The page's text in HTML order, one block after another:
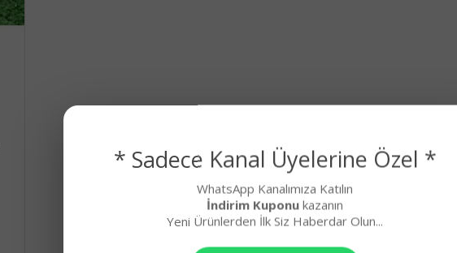
* Sadece Kanal Üyelerine Özel *
WhatsApp Kanalımıza Katılın
İndirim Kuponu kazanın
Yeni Ürünlerden İlk Siz Haberdar Olun...